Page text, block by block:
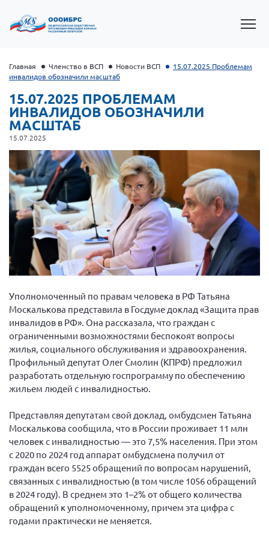
Президент Власов Я.В.
Первый вице-президент Кичигина Н. Ф.
Генеральный директор Матвиевская О.В.
Вице-президент Зрячева Н.В.
Вице-президент Шишлянников Ф.В.
Информационная служба
Отдел международных отношений
Вице-президент Черненко Д.Е.
Вице-президент Валюх М.В.
Вице-президент Чернова А.В.
Вице-президент Цикорин И.В.
Вице-президент Груба Л.В.
Главный бухгалтер Жаворонкова Г.М.
Конференция ОООИБРС 2026
Конференция ОООИБРС 2025
Экспертный совет ОООИБРС 2025
Конференция ОООИБРС 2024
Конференция ОООИБРС 2023
Главная Членство в ВСП Новости ВСП
15.07.2025 Проблемам
инвалидов обозначили масштаб
15.07.2025 ПРОБЛЕМАМ
ИНВАЛИДОВ ОБОЗНАЧИЛИ
МАСШТАБ
15.07.2025
Уполномоченный по правам человека в РФ Татьяна
Москалькова представила в Госдуме доклад «Защита прав
инвалидов в РФ». Она рассказала, что граждан с
ограниченными возможностями беспокоят вопросы
жилья, социального обслуживания и здравоохранения.
Профильный депутат Олег Смолин (КПРФ) предложил
разработать отдельную госпрограмму по обеспечению
жильем людей с инвалидностью.
Представляя депутатам свой доклад, омбудсмен Татьяна
Москалькова сообщила, что в России проживает 11 млн
человек с инвалидностью — это 7,5% населения. При этом
с 2020 по 2024 год аппарат омбудсмена получил от
граждан всего 5525 обращений по вопросам нарушений,
связанных с инвалидностью (в том числе 1056 обращений
в 2024 году). В среднем это 1–2% от общего количества
обращений к уполномоченному, причем эта цифра с
годами практически не меняется.